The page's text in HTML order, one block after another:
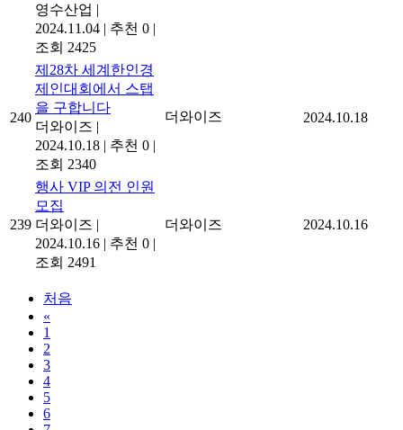
영수산업 |
2024.11.04 | 추천 0 |
조회 2425
240
제28차 세계한인경
제인대회에서 스탭
을 구합니다
더와이즈 |
2024.10.18 | 추천 0 |
조회 2340
더와이즈 2024.10.18
239
행사 VIP 의전 인원
모집
더와이즈 |
2024.10.16 | 추천 0 |
조회 2491
더와이즈 2024.10.16
처음
«
1
2
3
4
5
6